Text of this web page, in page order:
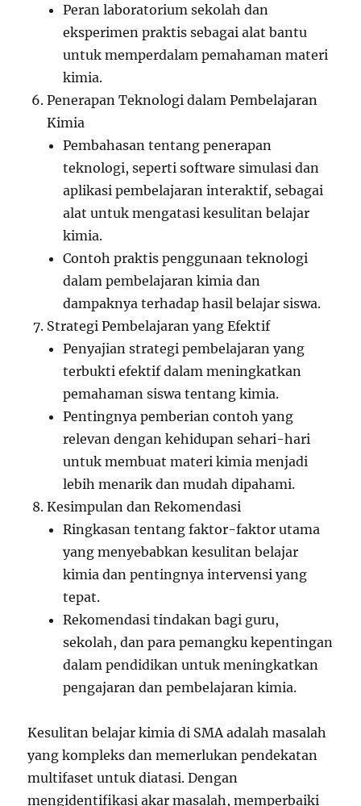
Peran laboratorium sekolah dan
eksperimen praktis sebagai alat bantu
untuk memperdalam pemahaman materi
kimia.
Penerapan Teknologi dalam Pembelajaran
Kimia
Pembahasan tentang penerapan
teknologi, seperti software simulasi dan
aplikasi pembelajaran interaktif, sebagai
alat untuk mengatasi kesulitan belajar
kimia.
Contoh praktis penggunaan teknologi
dalam pembelajaran kimia dan
dampaknya terhadap hasil belajar siswa.
Strategi Pembelajaran yang Efektif
Penyajian strategi pembelajaran yang
terbukti efektif dalam meningkatkan
pemahaman siswa tentang kimia.
Pentingnya pemberian contoh yang
relevan dengan kehidupan sehari-hari
untuk membuat materi kimia menjadi
lebih menarik dan mudah dipahami.
Kesimpulan dan Rekomendasi
Ringkasan tentang faktor-faktor utama
yang menyebabkan kesulitan belajar
kimia dan pentingnya intervensi yang
tepat.
Rekomendasi tindakan bagi guru,
sekolah, dan para pemangku kepentingan
dalam pendidikan untuk meningkatkan
pengajaran dan pembelajaran kimia.
Kesulitan belajar kimia di SMA adalah masalah
yang kompleks dan memerlukan pendekatan
multifaset untuk diatasi. Dengan
mengidentifikasi akar masalah, memperbaiki